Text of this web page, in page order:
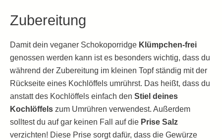
Zubereitung
Damit dein veganer Schokoporridge Klümpchen-frei
genossen werden kann ist es besonders wichtig, dass du
während der Zubereitung im kleinen Topf ständig mit der
Rückseite eines Kochlöffels umrührst. Das heißt, dass du
anstatt des Kochlöffels einfach den Stiel deines
Kochlöffels zum Umrühren verwendest. Außerdem
solltest du auf gar keinen Fall auf die Prise Salz
verzichten! Diese Prise sorgt dafür, dass die Gewürze